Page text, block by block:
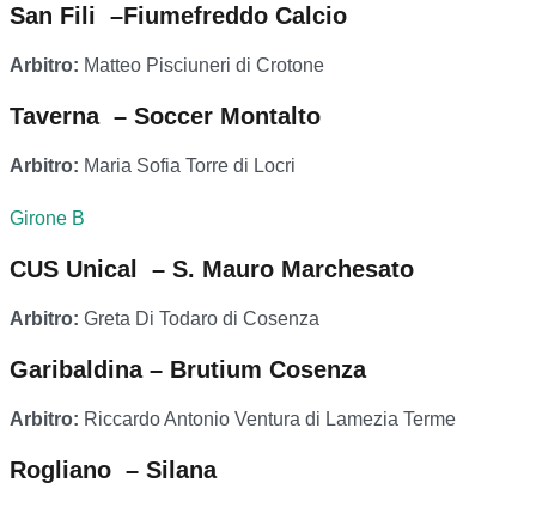
San Fili –Fiumefreddo Calcio
Arbitro: Matteo Pisciuneri di Crotone
Taverna – Soccer Montalto
Arbitro: Maria Sofia Torre di Locri
Girone B
CUS Unical – S. Mauro Marchesato
Arbitro: Greta Di Todaro di Cosenza
Garibaldina – Brutium Cosenza
Arbitro: Riccardo Antonio Ventura di Lamezia Terme
Rogliano – Silana